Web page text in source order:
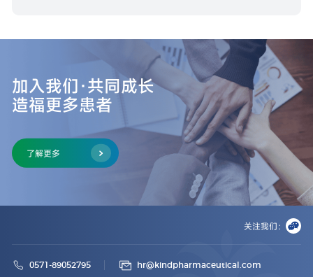
加入我们·共同成长
造福更多患者
了解更多
关注我们：
0571-89052795 hr@kindpharmaceutical.com